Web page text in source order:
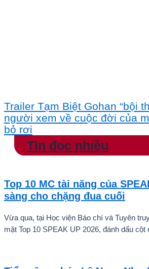
Trailer Tạm Biệt Gohan “bội
người xem về cuộc đời của
bỏ rơi
Tin đọc nhiều
Top 10 MC tài năng của
sàng cho chặng đua cuối
Vừa qua, tại Học viện Báo chí và Tuyên
mặt Top 10 SPEAK UP 2026, đánh dấu cột